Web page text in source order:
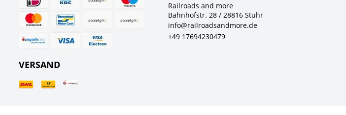
VERSAND
Railroads and more
Bahnhofstr. 28 / 28816 Stuhr
info@railroadsandmore.de
+49 17694230479